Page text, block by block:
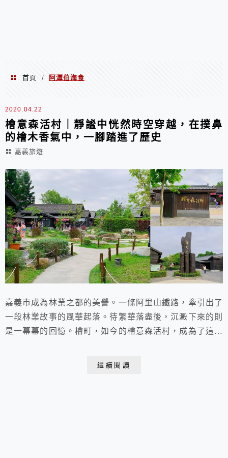
首頁 / 阿潭伯海食
阿潭伯海食
2020.04.22
檜意森活村｜靜謐中恍然時空穿越，在撲鼻
的檜木香氣中，一腳踏進了歷史
嘉義旅遊
嘉義市成為林業之都的美譽。一條阿里山鐵路，牽引出了
一段林業故事的風華起落。待繁華落盡後，沉澱下來的則
是一幕幕的回憶。檜町，如今的檜意森活村，成為了這段
繼續閱讀